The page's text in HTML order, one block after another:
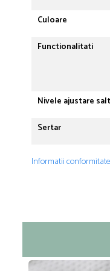
Culoare
Functionalitati
Nivele ajustare
Sertar
Informatii